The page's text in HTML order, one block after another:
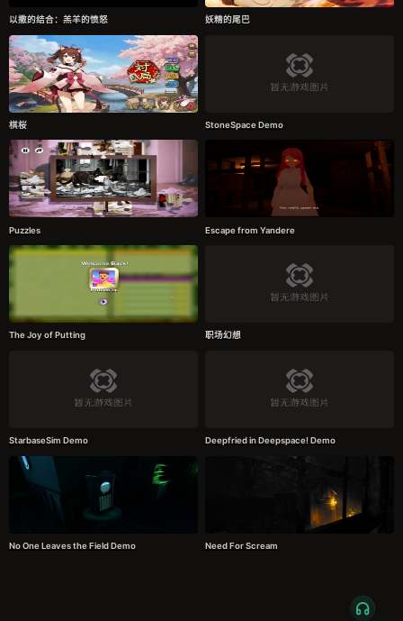
以撒的结合：羔羊的愤怒 妖精的尾巴
棋桜 StoneSpace Demo
Puzzles Escape from Yandere
The Joy of Putting 职场幻想
StarbaseSim Demo Deepfried in Deepspace! Demo
No One Leaves the Field Demo Need For Scream